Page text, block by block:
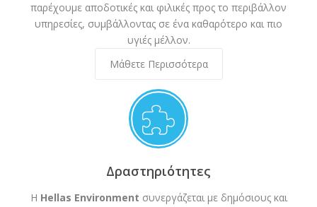
παρέχουμε αποδοτικές και φιλικές προς το περιβάλλον
υπηρεσίες, συμβάλλοντας σε ένα καθαρότερο και πιο
υγιές μέλλον.
Μάθετε Περισσότερα
Δραστηριότητες
Η Hellas Environment συνεργάζεται με δημόσιους και